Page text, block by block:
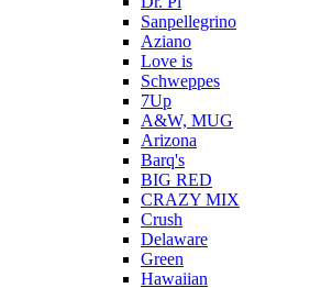
Sanpellegrino
Aziano
Love is
Schweppes
7Up
A&W, MUG
Arizona
Barq's
BIG RED
CRAZY MIX
Crush
Delaware
Green
Hawaiian